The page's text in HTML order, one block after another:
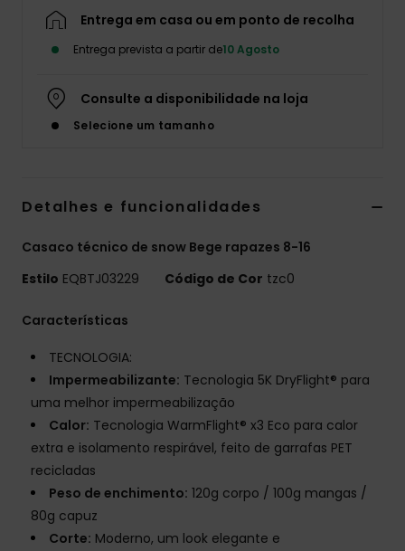
Entrega em casa ou em ponto de recolha
Entrega prevista a partir de10 Agosto
Consulte a disponibilidade na loja
Selecione um tamanho
Detalhes e funcionalidades
Casaco técnico de snow Bege rapazes 8-16
Estilo EQBTJ03229 Código de Cor tzc0
Características
TECNOLOGIA:
Impermeabilizante: Tecnologia 5K DryFlight® para
uma melhor impermeabilização
Calor: Tecnologia WarmFlight® x3 Eco para calor
extra e isolamento respirável, feito de garrafas PET
recicladas
Peso de enchimento: 120g corpo / 100g mangas /
80g capuz
Corte: Moderno, um look elegante e